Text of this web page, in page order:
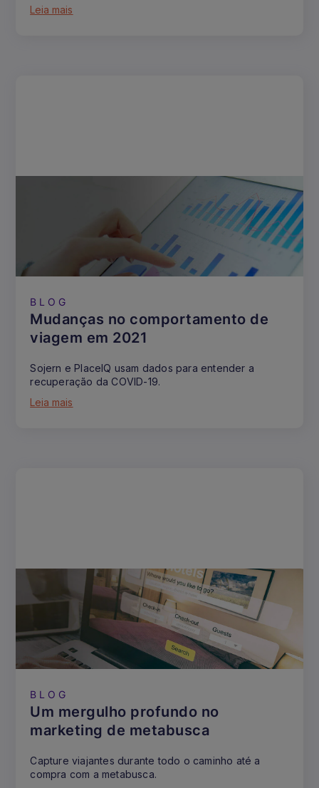
Leia mais
BLOG
Mudanças no comportamento de
viagem em 2021
Sojern e PlaceIQ usam dados para entender a
recuperação da COVID-19.
Leia mais
BLOG
Um mergulho profundo no
marketing de metabusca
Capture viajantes durante todo o caminho até a
compra com a metabusca.